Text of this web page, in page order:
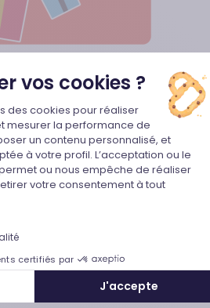
vos cookies ?
du
des cookies pour réaliser
mesurer la performance de
un contenu personnalisé, et
à votre profil. L’acceptation ou le
ou nous empêche de réaliser
votre consentement à tout
certifiés par
J'accepte
consent
pour les sportifs !
la carte cadeau illicado est
mais aussi sur le site
articles présentant un
que du matériel, des